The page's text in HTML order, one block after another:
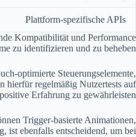
Plattform-spezifische APIs
Kompatibilität und Performance
zu identifizieren und zu beheben.
optimierte Steuerungselemente,
hierfür regelmäßig Nutzertests auf
Erfahrung zu gewährleisten.
Trigger-basierte Animationen,
ist ebenfalls entscheidend, um bei